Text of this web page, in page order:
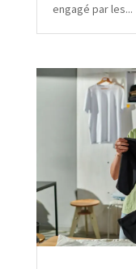
engagé par les...